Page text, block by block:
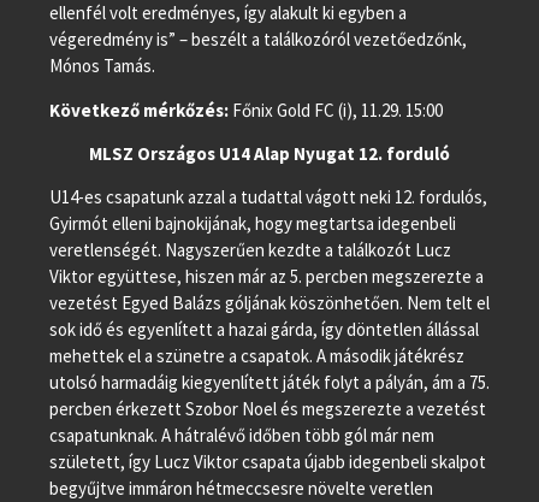
ellenfél volt eredményes, így alakult ki egyben a
végeredmény is” – beszélt a találkozóról vezetőedzőnk,
Mónos Tamás.
Következő mérkőzés: Főnix Gold FC (i), 11.29. 15:00
MLSZ Országos U14 Alap Nyugat 12. forduló
U14-es csapatunk azzal a tudattal vágott neki 12. fordulós,
Gyirmót elleni bajnokijának, hogy megtartsa idegenbeli
veretlenségét. Nagyszerűen kezdte a találkozót Lucz
Viktor együttese, hiszen már az 5. percben megszerezte a
vezetést Egyed Balázs góljának köszönhetően. Nem telt el
sok idő és egyenlített a hazai gárda, így döntetlen állással
mehettek el a szünetre a csapatok. A második játékrész
utolsó harmadáig kiegyenlített játék folyt a pályán, ám a 75.
percben érkezett Szobor Noel és megszerezte a vezetést
csapatunknak. A hátralévő időben több gól már nem
született, így Lucz Viktor csapata újabb idegenbeli skalpot
begyűjtve immáron hétmeccsesre növelte veretlen